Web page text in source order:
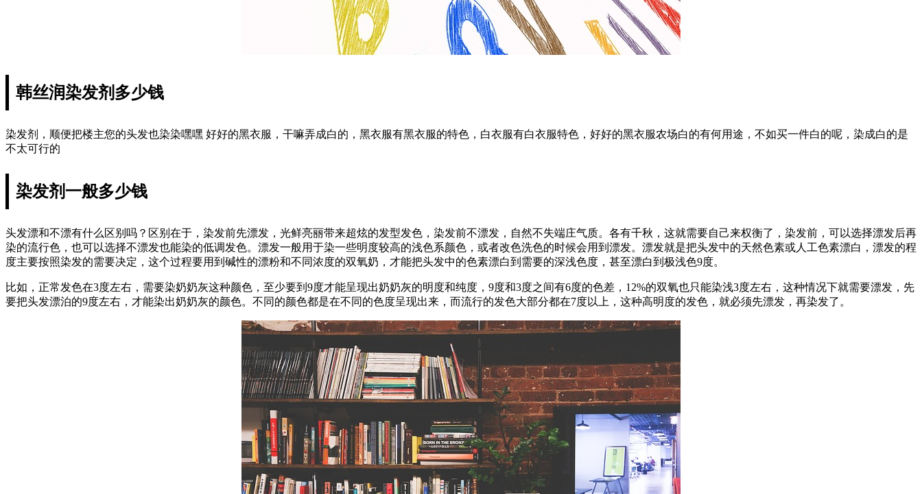
韩丝润染发剂多少钱
染发剂，顺便把楼主您的头发也染染嘿嘿 好好的黑衣服，干嘛弄成白的，黑衣服有黑衣服的特色，白衣服有白衣服特色，好好的黑衣服农场白的有何用途，不如买一件白的呢，染成白的是
不太可行的
染发剂一般多少钱
头发漂和不漂有什么区别吗？区别在于，染发前先漂发，光鲜亮丽带来超炫的发型发色，染发前不漂发，自然不失端庄气质。各有千秋，这就需要自己来权衡了，染发前，可以选择漂发后再
染的流行色，也可以选择不漂发也能染的低调发色。漂发一般用于染一些明度较高的浅色系颜色，或者改色洗色的时候会用到漂发。漂发就是把头发中的天然色素或人工色素漂白，漂发的程
度主要按照染发的需要决定，这个过程要用到碱性的漂粉和不同浓度的双氧奶，才能把头发中的色素漂白到需要的深浅色度，甚至漂白到极浅色9度。
比如，正常发色在3度左右，需要染奶奶灰这种颜色，至少要到9度才能呈现出奶奶灰的明度和纯度，9度和3度之间有6度的色差，12%的双氧也只能染浅3度左右，这种情况下就需要漂发，先
要把头发漂泊的9度左右，才能染出奶奶灰的颜色。不同的颜色都是在不同的色度呈现出来，而流行的发色大部分都在7度以上，这种高明度的发色，就必须先漂发，再染发了。